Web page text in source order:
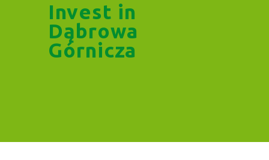
Invest in
Dąbrowa
Górnicza